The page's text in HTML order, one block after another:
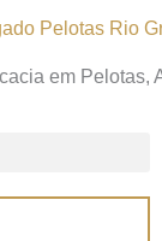
em Pelotas,